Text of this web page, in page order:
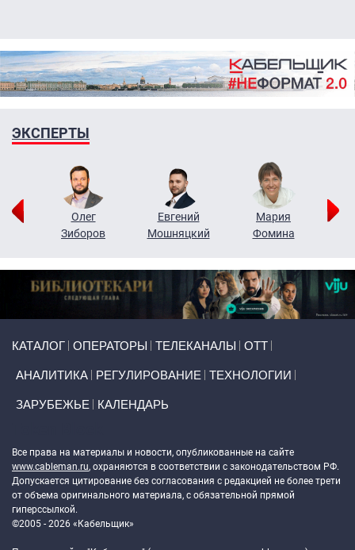
ЭКСПЕРТЫ
Олег
Зиборов
Евгений
Мошняцкий
Мария
Фомина
КАТАЛОГ ОПЕРАТОРЫ ТЕЛЕКАНАЛЫ ОТТ
АНАЛИТИКА РЕГУЛИРОВАНИЕ ТЕХНОЛОГИИ
ЗАРУБЕЖЬЕ КАЛЕНДАРЬ
Все права на материалы и новости, опубликованные на сайте
www.cableman.ru, охраняются в соответствии с законодательством РФ.
Допускается цитирование без согласования с редакцией не более трети
от объема оригинального материала, с обязательной прямой
гиперссылкой.
©2005 - 2026 «Кабельщик»